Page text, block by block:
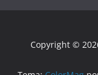
Copyright ©